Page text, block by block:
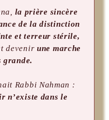
la prière sincère
de la distinction
et terreur stérile,
devenir une marche
grande.
Rabbi Nahman :
n’existe dans le